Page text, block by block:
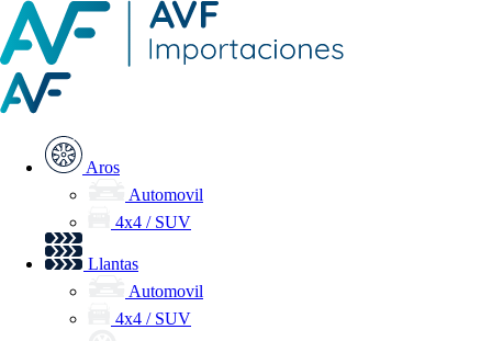
Aros
Automovil
4x4 / SUV
Llantas
Automovil
4x4 / SUV